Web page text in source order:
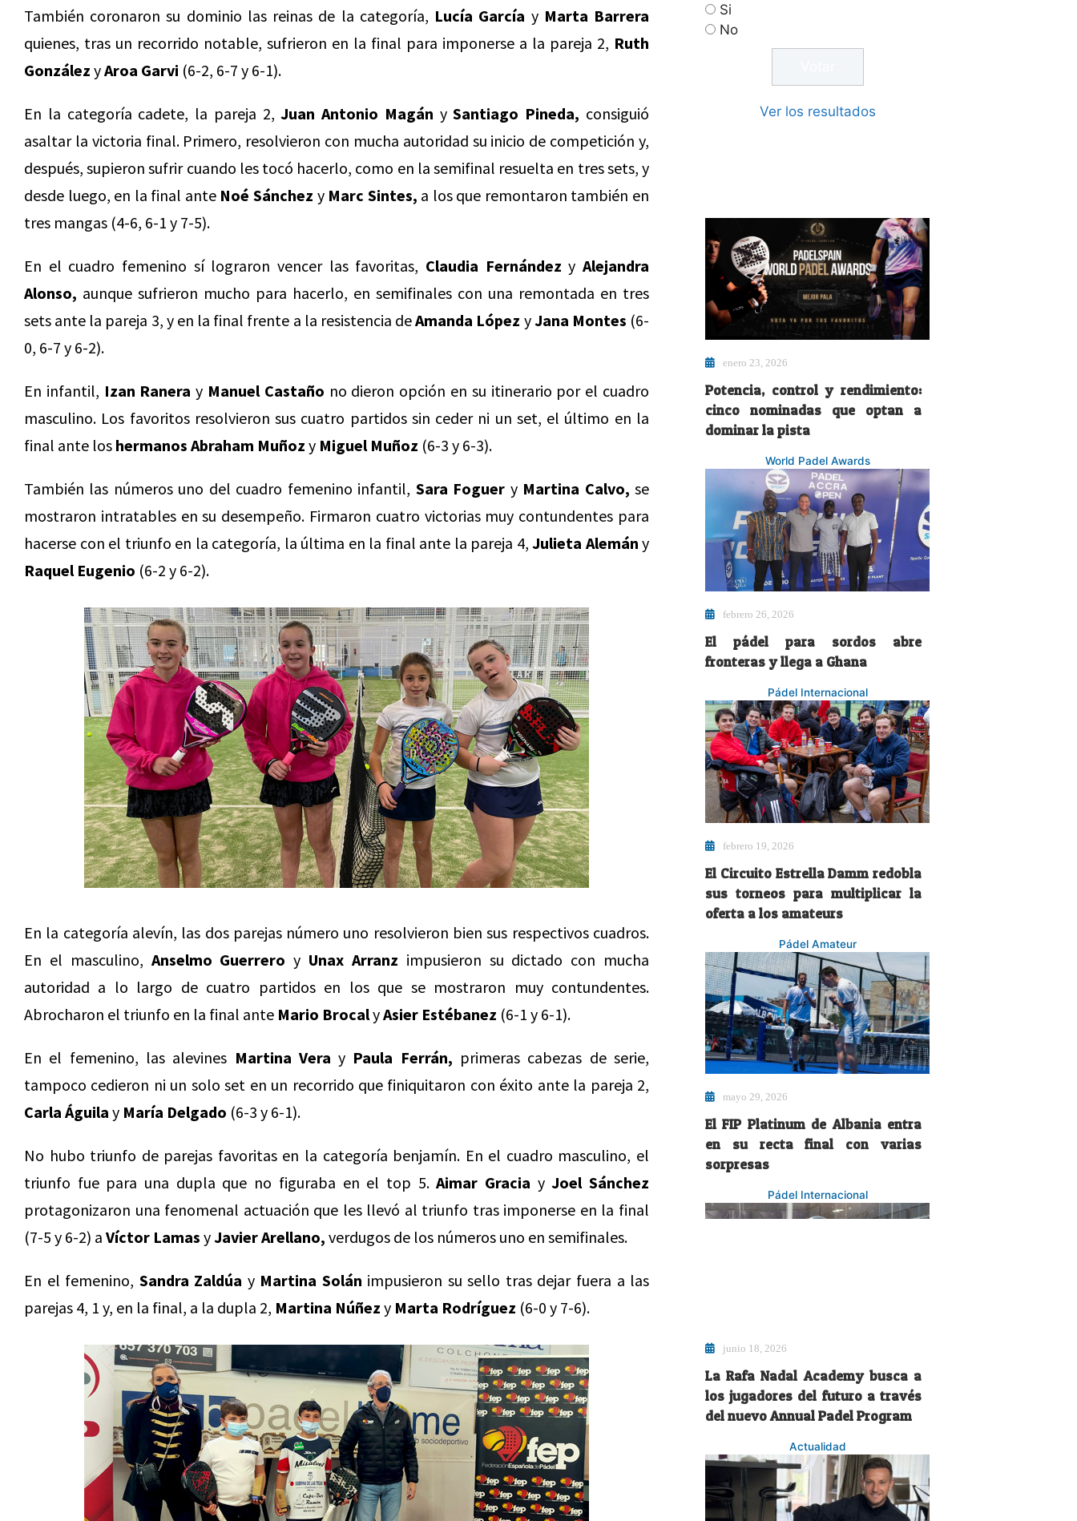
También coronaron su dominio las reinas de la categoría, Lucía García y Marta Barrera
quienes, tras un recorrido notable, sufrieron en la final para imponerse a la pareja 2, Ruth
González yAroa Garvi (6-2, 6-7 y 6-1).
En la categoría cadete, la pareja 2,Juan Antonio Magán ySantiago Pineda, consiguió
asaltar la victoria final. Primero, resolvieron con mucha autoridad su inicio de competición y,
después, supieron sufrir cuando les tocó hacerlo, como en la semifinal resuelta en tres sets, y
desde luego, en la final ante Noé Sánchez y Marc Sintes, a los que remontaron también en
tres mangas (4-6, 6-1 y 7-5).
En el cuadro femenino sí lograron vencer las favoritas, Claudia Fernández yAlejandra
Alonso, aunque sufrieron mucho para hacerlo, en semifinales con una remontada en tres
sets ante la pareja 3, y en la final frente a la resistencia deAmanda López yJana Montes (6-
0, 6-7 y 6-2).
En infantil, Izan Ranera y Manuel Castaño no dieron opción en su itinerario por el cuadro
masculino. Los favoritos resolvieron sus cuatro partidos sin ceder ni un set, el último en la
final ante los hermanos Abraham Muñoz y Miguel Muñoz (6-3 y 6-3).
También las números uno del cuadro femenino infantil, Sara Foguer y Martina Calvo, se
mostraron intratables en su desempeño. Firmaron cuatro victorias muy contundentes para
hacerse con el triunfo en la categoría, la última en la final ante la pareja 4, Julieta Alemán y
Raquel Eugenio (6-2 y 6-2).
En la categoría alevín, las dos parejas número uno resolvieron bien sus respectivos cuadros.
En el masculino, Anselmo Guerrero y Unax Arranz impusieron su dictado con mucha
autoridad a lo largo de cuatro partidos en los que se mostraron muy contundentes.
Abrocharon el triunfo en la final ante Mario BrocalyAsier Estébanez (6-1 y 6-1).
En el femenino, las alevines Martina Vera y Paula Ferrán, primeras cabezas de serie,
tampoco cedieron ni un solo set en un recorrido que finiquitaron con éxito ante la pareja 2,
Carla Águila y María Delgado (6-3 y 6-1).
No hubo triunfo de parejas favoritas en la categoría benjamín. En el cuadro masculino, el
triunfo fue para una dupla que no figuraba en el top 5.Aimar Gracia yJoel Sánchez
protagonizaron una fenomenal actuación que les llevó al triunfo tras imponerse en la final
(7-5 y 6-2) a Víctor Lamas yJavier Arellano, verdugos de los números uno en semifinales.
En el femenino, Sandra Zaldúa y Martina Solán impusieron su sello tras dejar fuera a las
parejas 4, 1 y, en la final, a la dupla 2, Martina Núñez y Marta Rodríguez (6-0 y 7-6).
Si
No
Ver los resultados
enero 23, 2026
Potencia, control y rendimiento:
cinco nominadas que optan a
dominar la pista
World Padel Awards
febrero 26, 2026
El pádel para sordos abre
fronteras y llega a Ghana
Pádel Internacional
febrero 19, 2026
El Circuito Estrella Damm redobla
sus torneos para multiplicar la
oferta a los amateurs
Pádel Amateur
mayo 29, 2026
El FIP Platinum de Albania entra
en su recta final con varias
sorpresas
Pádel Internacional
junio 18, 2026
La Rafa Nadal Academy busca a
los jugadores del futuro a través
del nuevo Annual Padel Program
Actualidad